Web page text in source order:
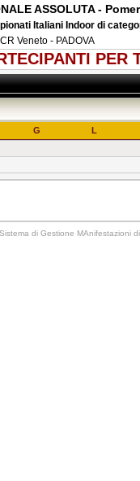
ASSOLUTA -
Italiani Indoor di
Veneto - PADOVA
PER
G L
di Gestione MAnifestazioni